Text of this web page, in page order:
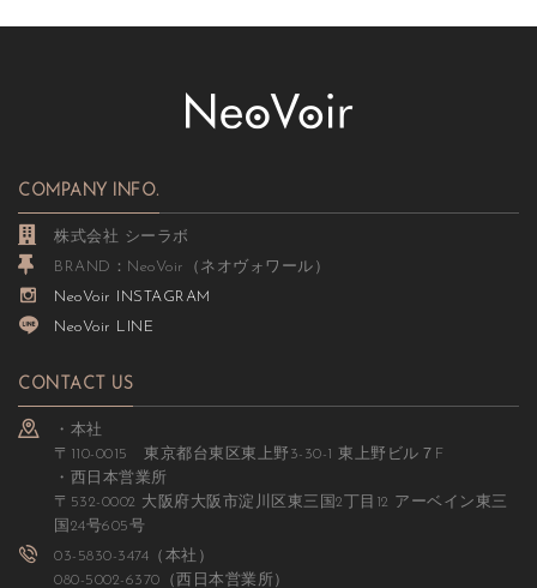
COMPANY INFO.
株式会社 シーラボ
BRAND：NeoVoir（ネオヴォワール）
NeoVoir INSTAGRAM
NeoVoir LINE
CONTACT US
・本社
〒110-0015 東京都台東区東上野3-30-1 東上野ビル７F
・西日本営業所
〒532-0002 大阪府大阪市淀川区東三国2丁目12 アーベイン東三
国24号605号
03-5830-3474（本社）
080-5002-6370（西日本営業所）